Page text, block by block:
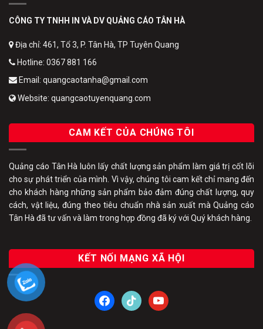
CÔNG TY TNHH IN VÀ DV QUẢNG CÁO TÂN HÀ
Địa chỉ: 461, Tổ 3, P. Tân Hà, TP Tuyên Quang
Hotline: 0367 881 166
Email: quangcaotanha@gmail.com
Website: quangcaotuyenquang.com
CAM KẾT CỦA CHÚNG TÔI
Quảng cáo Tân Hà luôn lấy chất lượng sản phẩm làm giá trị cốt lõi
cho sự phát triển của mình. Vì vậy, chúng tôi cam kết chỉ mang đến
cho khách hàng những sản phẩm bảo đảm đúng chất lượng, quy
cách, vật liệu, đúng theo tiêu chuẩn nhà sản xuất mà Quảng cáo
Tân Hà đã tư vấn và làm trong hợp đồng đã ký với Quý khách hàng.
KẾT NỐI MẠNG XÃ HỘI
facebooktiktok youtube